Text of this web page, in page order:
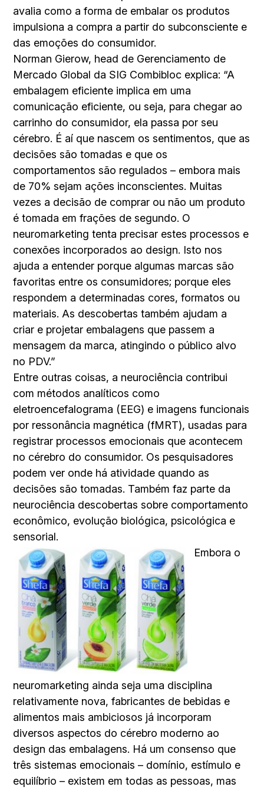
avalia como a forma de embalar os produtos
impulsiona a compra a partir do subconsciente e
das emoções do consumidor.
Norman Gierow, head de Gerenciamento de
Mercado Global da SIG Combibloc explica: “A
embalagem eficiente implica em uma
comunicação eficiente, ou seja, para chegar ao
carrinho do consumidor, ela passa por seu
cérebro. É aí que nascem os sentimentos, que as
decisões são tomadas e que os
comportamentos são regulados – embora mais
de 70% sejam ações inconscientes. Muitas
vezes a decisão de comprar ou não um produto
é tomada em frações de segundo. O
neuromarketing tenta precisar estes processos e
conexões incorporados ao design. Isto nos
ajuda a entender porque algumas marcas são
favoritas entre os consumidores; porque eles
respondem a determinadas cores, formatos ou
materiais. As descobertas também ajudam a
criar e projetar embalagens que passem a
mensagem da marca, atingindo o público alvo
no PDV.”
Entre outras coisas, a neurociência contribui
com métodos analíticos como
eletroencefalograma (EEG) e imagens funcionais
por ressonância magnética (fMRT), usadas para
registrar processos emocionais que acontecem
no cérebro do consumidor. Os pesquisadores
podem ver onde há atividade quando as
decisões são tomadas. Também faz parte da
neurociência descobertas sobre comportamento
econômico, evolução biológica, psicológica e
sensorial.
Embora o
neuromarketing ainda seja uma disciplina
relativamente nova, fabricantes de bebidas e
alimentos mais ambiciosos já incorporam
diversos aspectos do cérebro moderno ao
design das embalagens. Há um consenso que
três sistemas emocionais – domínio, estímulo e
equilíbrio – existem em todas as pessoas, mas